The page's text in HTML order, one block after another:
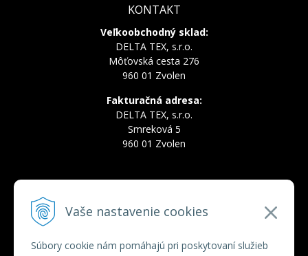
Vaše nastavenie cookies
Súbory cookie nám pomáhajú pri poskytovaní služieb
KONTAKT
Veľkoobchodný sklad:
DELTA TEX, s.r.o.
Môťovská cesta 276
960 01 Zvolen
Fakturačná adresa:
DELTA TEX, s.r.o.
Smreková 5
960 01 Zvolen
Tel.:+421 910 228 822
E-mail: deltatex@deltatex.sk